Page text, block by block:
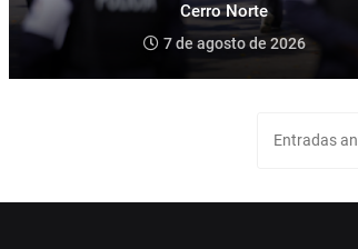
Cerro Norte
7 de agosto de 2026
Entradas